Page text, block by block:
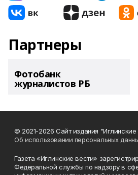
Партнеры
Фотобанк
журналистов РБ
© 2021-2026 Сайт издания "Иглинские
Об использовании персональных
Газета «Иглинские вести»
Федеральной службы по надзору в